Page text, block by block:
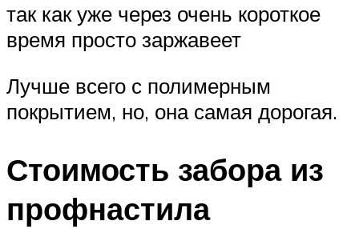
так как уже через очень короткое
время просто заржавеет
Лучше всего с полимерным
покрытием, но, она самая дорогая.
Стоимость забора из
профнастила